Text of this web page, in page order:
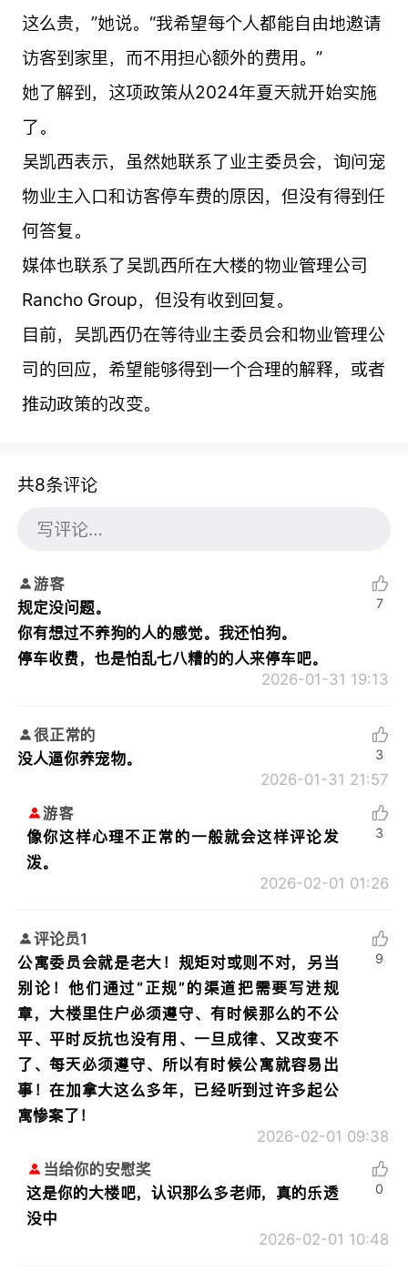
这么贵，”她说。“我希望每个人都能自由地邀请
访客到家里，而不用担心额外的费用。”
她了解到，这项政策从2024年夏天就开始实施
了。
吴凯西表示，虽然她联系了业主委员会，询问宠
物业主入口和访客停车费的原因，但没有得到任
何答复。
媒体也联系了吴凯西所在大楼的物业管理公司
Rancho Group，但没有收到回复。
目前，吴凯西仍在等待业主委员会和物业管理公
司的回应，希望能够得到一个合理的解释，或者
推动政策的改变。
共8条评论
游客
规定没问题。
你有想过不养狗的人的感觉。我还怕狗。
停车收费，也是怕乱七八糟的的人来停车吧。
2026-01-31 19:13
7
很正常的
没人逼你养宠物。
2026-01-31 21:57
3
游客
像你这样心理不正常的一般就会这样评论发
泼。
2026-02-01 01:26
3
评论员1
公寓委员会就是老大！规矩对或则不对，另当
别论！他们通过“正规”的渠道把需要写进规
章，大楼里住户必须遵守、有时候那么的不公
平、平时反抗也没有用、一旦成律、又改变不
了、每天必须遵守、所以有时候公寓就容易出
事！在加拿大这么多年，已经听到过许多起公
寓惨案了！
2026-02-01 09:38
9
当给你的安慰奖
这是你的大楼吧，认识那么多老师，真的乐透
没中
2026-02-01 10:48
0